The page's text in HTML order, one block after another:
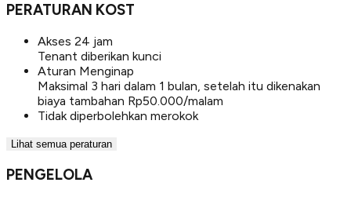
PERATURAN KOST
Akses 24 jam
Tenant diberikan kunci
Aturan Menginap
Maksimal 3 hari dalam 1 bulan, setelah itu dikenakan
biaya tambahan Rp50.000/malam
Tidak diperbolehkan merokok
Lihat semua peraturan
PENGELOLA